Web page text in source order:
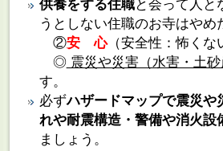
供養をする住職と会って人と
うとしない住職のお寺はやめ
②安 心（安全性：怖くな
◎ 震災や災害（水害・土
す。
必ずハザードマップで震災や
れや耐震構造・警備や消火設
ましょう。